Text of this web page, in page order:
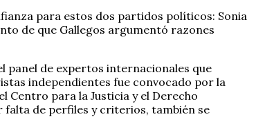
para estos dos partidos políticos: Sonia
de que Gallegos argumentó razones
panel de expertos internacionales que
independientes fue convocado por la
Centro para la Justicia y el Derecho
falta de perfiles y criterios, también se